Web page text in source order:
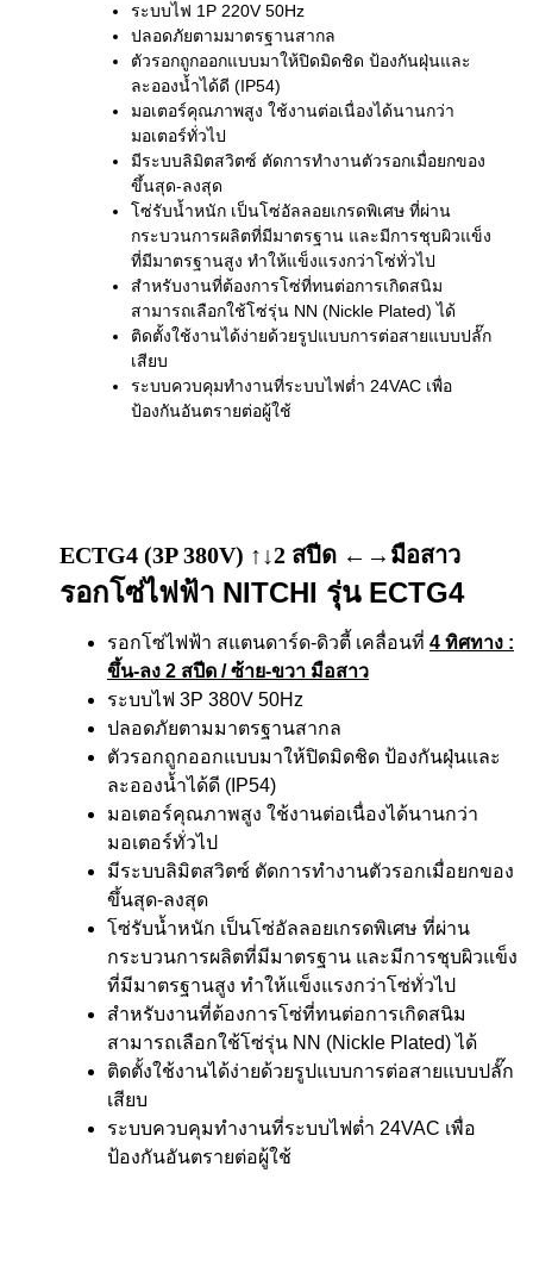
ระบบไฟ 1P 220V 50Hz
ปลอดภัยตามมาตรฐานสากล
ตัวรอกถูกออกแบบมาให้ปิดมิดชิด ป้องกันฝุ่นและ
ละอองน้ำได้ดี (IP54)
มอเตอร์คุณภาพสูง ใช้งานต่อเนื่องได้นานกว่า
มอเตอร์ทั่วไป
มีระบบลิมิตสวิตซ์ ตัดการทำงานตัวรอกเมื่อยกของ
ขึ้นสุด-ลงสุด
โซ่รับน้ำหนัก เป็นโซ่อัลลอยเกรดพิเศษ ที่ผ่าน
กระบวนการผลิตที่มีมาตรฐาน และมีการชุบผิวแข็ง
ที่มีมาตรฐานสูง ทำให้แข็งแรงกว่าโซ่ทั่วไป
สำหรับงานที่ต้องการโซ่ที่ทนต่อการเกิดสนิม
สามารถเลือกใช้โซ่รุ่น NN (Nickle Plated) ได้
ติดตั้งใช้งานได้ง่ายด้วยรูปแบบการต่อสายแบบปลั๊ก
เสียบ
ระบบควบคุมทำงานที่ระบบไฟต่ำ 24VAC เพื่อ
ป้องกันอันตรายต่อผู้ใช้
ECTG4 (3P 380V) ↑↓2 สปีด ←→มือสาว
รอกโซ่ไฟฟ้า NITCHI รุ่น ECTG4
รอกโซ่ไฟฟ้า สแตนดาร์ด-ดิวตี้ เคลื่อนที่ 4 ทิศทาง :
ขึ้น-ลง 2 สปีด / ซ้าย-ขวา มือสาว
ระบบไฟ 3P 380V 50Hz
ปลอดภัยตามมาตรฐานสากล
ตัวรอกถูกออกแบบมาให้ปิดมิดชิด ป้องกันฝุ่นและ
ละอองน้ำได้ดี (IP54)
มอเตอร์คุณภาพสูง ใช้งานต่อเนื่องได้นานกว่า
มอเตอร์ทั่วไป
มีระบบลิมิตสวิตซ์ ตัดการทำงานตัวรอกเมื่อยกของ
ขึ้นสุด-ลงสุด
โซ่รับน้ำหนัก เป็นโซ่อัลลอยเกรดพิเศษ ที่ผ่าน
กระบวนการผลิตที่มีมาตรฐาน และมีการชุบผิวแข็ง
ที่มีมาตรฐานสูง ทำให้แข็งแรงกว่าโซ่ทั่วไป
สำหรับงานที่ต้องการโซ่ที่ทนต่อการเกิดสนิม
สามารถเลือกใช้โซ่รุ่น NN (Nickle Plated) ได้
ติดตั้งใช้งานได้ง่ายด้วยรูปแบบการต่อสายแบบปลั๊ก
เสียบ
ระบบควบคุมทำงานที่ระบบไฟต่ำ 24VAC เพื่อ
ป้องกันอันตรายต่อผู้ใช้